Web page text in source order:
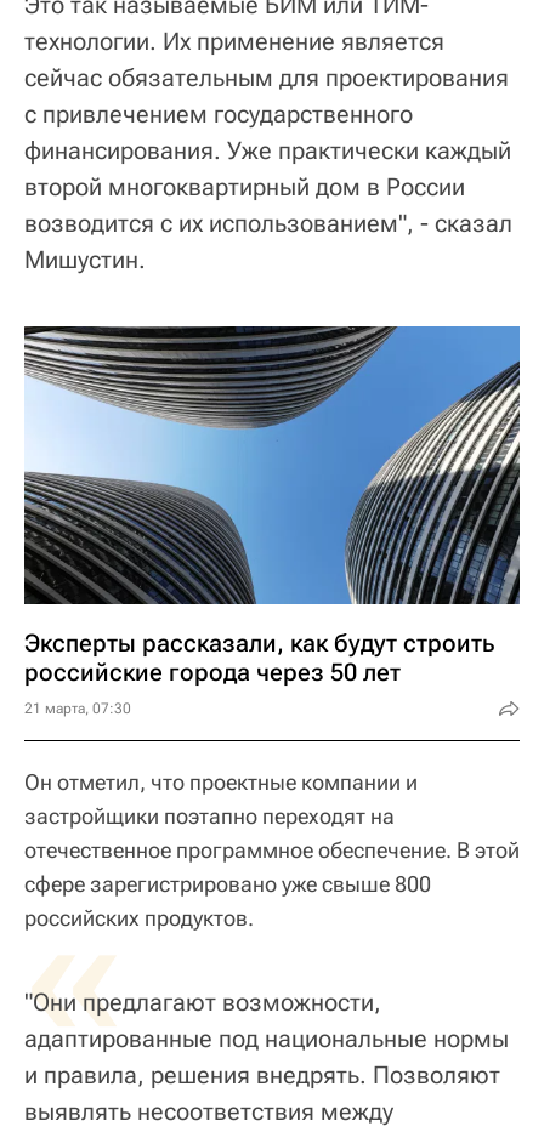
технологии. Их применение является
сейчас обязательным для проектирования
с привлечением государственного
финансирования. Уже практически каждый
второй многоквартирный дом в России
возводится с их использованием", - сказал
Мишустин.
Эксперты рассказали, как будут строить
российские города через 50 лет
21 марта, 07:30
Он отметил, что проектные компании и
застройщики поэтапно переходят на
отечественное программное обеспечение. В этой
сфере зарегистрировано уже свыше 800
российских продуктов.
«
"Они предлагают возможности,
адаптированные под национальные нормы
и правила, решения внедрять. Позволяют
выявлять несоответствия между